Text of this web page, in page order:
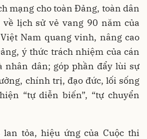
mạng cho toàn Đảng, toàn dân
lịch sử vẻ vang 90 năm của
Nam quang vinh, nâng cao
ý thức trách nhiệm của cán
nhân dân; góp phần đẩy lùi sự
chính trị, đạo đức, lối sống
“tự diễn biến”, “tự chuyển
lan tỏa, hiệu ứng của Cuộc thi